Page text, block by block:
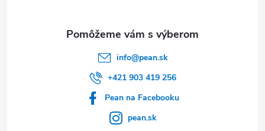
info@pean.sk
+421 903 419 256
Pean na Facebooku
pean.sk